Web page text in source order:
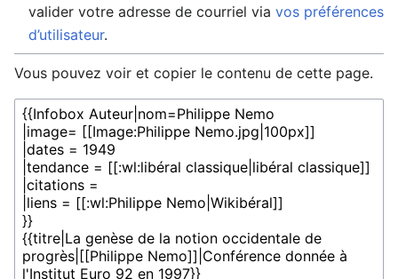
valider votre adresse de courriel via vos préférences
d’utilisateur.
Vous pouvez voir et copier le contenu de cette page.